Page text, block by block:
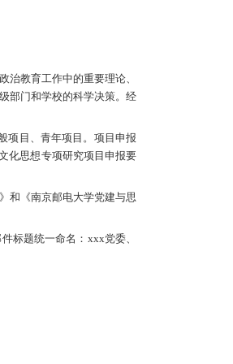
育校级规划项目的通知
数： 1055
，助推学校哲学社会科学高质
目、习近平文化思想专项研究